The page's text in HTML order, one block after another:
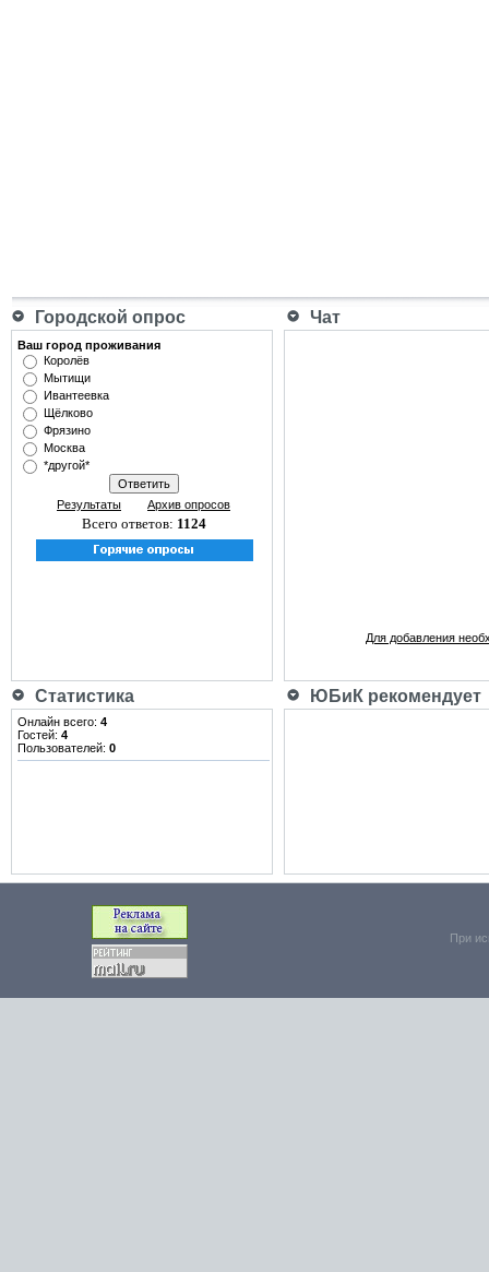
Городской опрос Чат
Ваш город проживания
Королёв
Мытищи
Ивантеевка
Щёлково
Фрязино
Москва
*другой*
Результаты Архив опросов
Всего ответов: 1124
Для добавления
Статистика ЮБиК рекомендует
Онлайн всего: 4
Гостей: 4
Пользователей: 0
При